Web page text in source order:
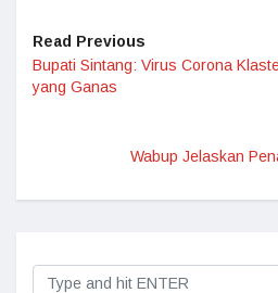
Read Previous
Bupati Sintang: Virus Corona
yang Ganas
Wabup Jelaskan